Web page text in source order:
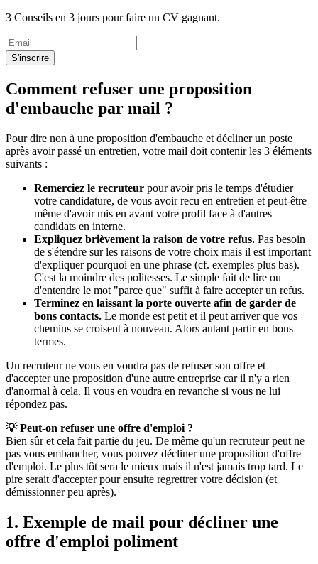
3 Conseils en 3 jours pour faire un CV gagnant.
S'inscrire
Comment refuser une proposition
d'embauche par mail ?
Pour dire non à une proposition d'embauche et décliner un poste
après avoir passé un entretien, votre mail doit contenir les 3 éléments
suivants :
Remerciez le recruteur pour avoir pris le temps d'étudier
votre candidature, de vous avoir recu en entretien et peut-être
même d'avoir mis en avant votre profil face à d'autres
candidats en interne.
Expliquez brièvement la raison de votre refus. Pas besoin
de s'étendre sur les raisons de votre choix mais il est important
d'expliquer pourquoi en une phrase (cf. exemples plus bas).
C'est la moindre des politesses. Le simple fait de lire ou
d'entendre le mot "parce que" suffit à faire accepter un refus.
Terminez en laissant la porte ouverte afin de garder de
bons contacts. Le monde est petit et il peut arriver que vos
chemins se croisent à nouveau. Alors autant partir en bons
termes.
Un recruteur ne vous en voudra pas de refuser son offre et
d'accepter une proposition d'une autre entreprise car il n'y a rien
d'anormal à cela. Il vous en voudra en revanche si vous ne lui
répondez pas.
💡 Peut-on refuser une offre d'emploi ?
Bien sûr et cela fait partie du jeu. De même qu'un recruteur peut ne
pas vous embaucher, vous pouvez décliner une proposition d'offre
d'emploi. Le plus tôt sera le mieux mais il n'est jamais trop tard. Le
pire serait d'accepter pour ensuite regrettrer votre décision (et
démissionner peu après).
1. Exemple de mail pour décliner une
offre d'emploi poliment